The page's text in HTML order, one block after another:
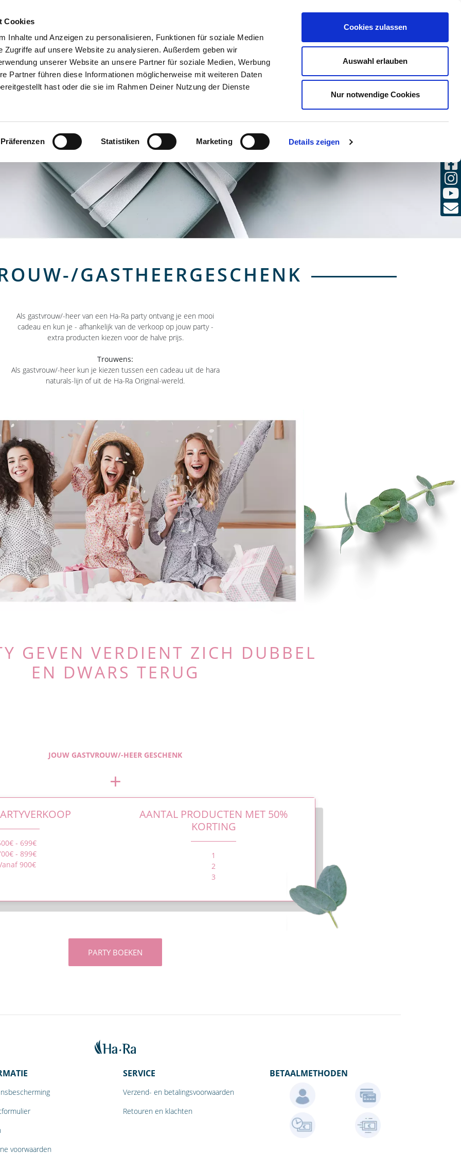
Cookies
Inhalte und Anzeigen zu personalisieren, Funktionen für soziale Medien
Zugriffe auf unsere Website zu analysieren. Außerdem geben wir
unserer Website an unsere Partner für soziale Medien, Werbung
Partner führen diese Informationen möglicherweise mit weiteren Daten
hast oder die sie im Rahmen Deiner Nutzung der Dienste
Präferenzen Statistiken Marketing Details zeigen
Cookies zulassen
Auswahl erlauben
Nur notwendige Cookies
ZOEKEN
(0) DE / NL
GASTHEERGESCHENK
Als gastvrouw/-heer van een Ha-Ra party ontvang je een mooi
cadeau en kun je - afhankelijk van de verkoop op jouw party -
extra producten kiezen voor de halve prijs.
Trouwens:
Als gastvrouw/-heer kun je kiezen tussen een cadeau uit de hara
naturals-lijn of uit de Ha-Ra Original-wereld.
GEVEN VERDIENT ZICH DUBBEL
EN DWARS TERUG
JOUW GASTVROUW/-HEER GESCHENK
+
- 699€
- 899€
900€
AANTAL PRODUCTEN MET 50%
KORTING
1
2
3
PARTY BOEKEN
voorwaarden
SERVICE
Verzend- en betalingsvoorwaarden
Retouren en klachten
BETAALMETHODEN